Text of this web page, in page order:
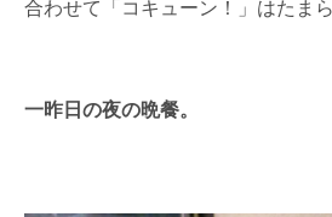
合わせて「コキューン！」はたまら
一昨日の夜の晩餐。